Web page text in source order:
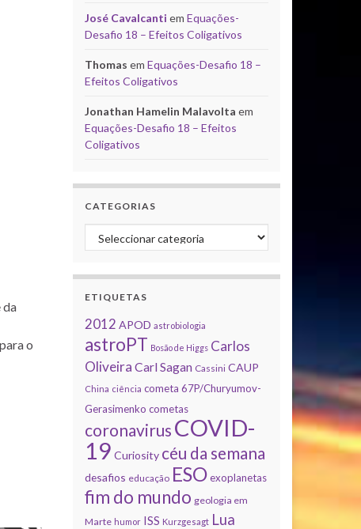
da
o
José Cavalcanti em Equações-
Desafio 18 – Efeitos Coligativos
Thomas em Equações-Desafio 18 –
Efeitos Coligativos
Jonathan Hamelin Malavolta em
Equações-Desafio 18 – Efeitos
Coligativos
CATEGORIAS
Categorias
ETIQUETAS
2012 APOD astrobiologia
astroPT Bosão de Higgs Carlos
Oliveira Carl Sagan Cassini CAUP
China ciência cometa 67P/Churyumov-
Gerasimenko cometas
coronavirus COVID-
19 Curiosity céu da semana
desafios educação ESO exoplanetas
fim do mundo geologia em
Marte humor ISS Kurzgesagt Lua